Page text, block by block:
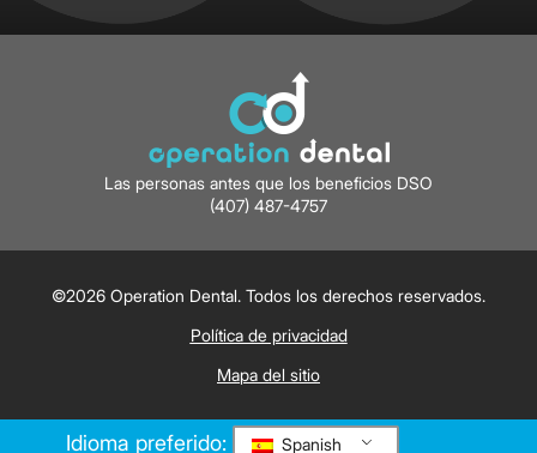
Idioma preferido: Spanish
Las personas antes que los beneficios DSO
(407) 487-4757
©2026 Operation Dental. Todos los derechos reservados.
Política de privacidad
Mapa del sitio